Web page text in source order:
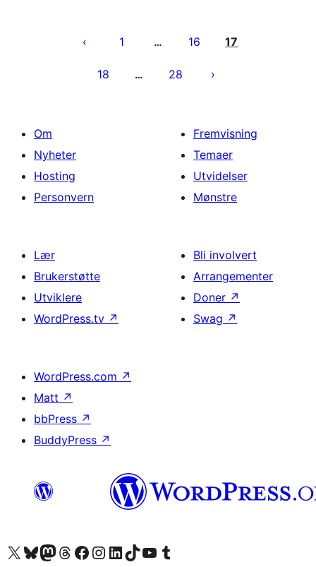
1 … 16 17
18 … 28
Om
Nyheter
Hosting
Personvern
Fremvisning
Temaer
Utvidelser
Mønstre
Lær
Brukerstøtte
Utviklere
WordPress.tv ↗
Bli involvert
Arrangementer
Doner ↗
Swag ↗
WordPress.com ↗
Matt ↗
bbPress ↗
BuddyPress ↗
Besøk vår konto på X Visit our Bluesky account
Besøk vår Mastodon-konto
Visit our Threads account
Besøk vår Facebook-sideBesøk vår Instagram-konto
Besøk vår LinkedIn-konto
Visit our TikTok account
Visit our YouTube channel
Visit our Tumblr account